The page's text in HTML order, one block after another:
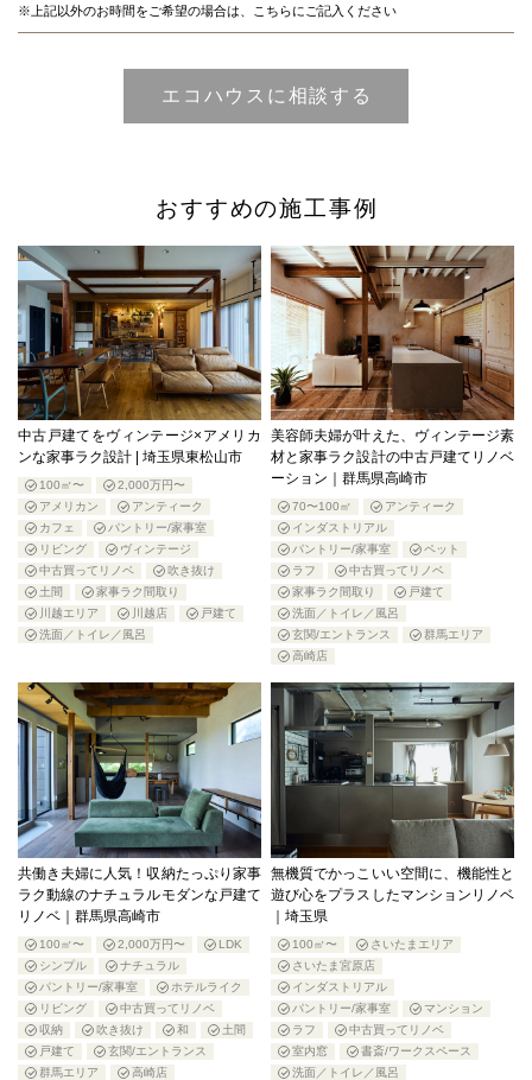
※上記以外のお時間をご希望の場合は、こちらにご記入ください
おすすめの施工事例
中古戸建てをヴィンテージ×アメリカ
ンな家事ラク設計 | 埼玉県東松山市
100㎡〜
2,000万円〜
アメリカン
アンティーク
カフェ
パントリー/家事室
リビング
ヴィンテージ
中古買ってリノベ
吹き抜け
土間
家事ラク間取り
川越エリア
川越店
戸建て
洗面／トイレ／風呂
美容師夫婦が叶えた、ヴィンテージ素
材と家事ラク設計の中古戸建てリノベ
ーション｜群馬県高崎市
70〜100㎡
アンティーク
インダストリアル
パントリー/家事室
ペット
ラフ
中古買ってリノベ
家事ラク間取り
戸建て
洗面／トイレ／風呂
玄関/エントランス
群馬エリア
高崎店
共働き夫婦に人気！収納たっぷり家事
ラク動線のナチュラルモダンな戸建て
リノベ｜群馬県高崎市
100㎡〜 2,000万円〜
LDK
シンプル
ナチュラル
パントリー/家事室
ホテルライク
リビング
中古買ってリノベ
収納
吹き抜け 和
土間
戸建て
玄関/エントランス
群馬エリア
高崎店
無機質でかっこいい空間に、機能性と
遊び心をプラスしたマンションリノベ
｜埼玉県
100㎡〜
さいたまエリア
さいたま宮原店
インダストリアル
パントリー/家事室
マンション
ラフ
中古買ってリノベ
室内窓
書斎/ワークスペース
洗面／トイレ／風呂